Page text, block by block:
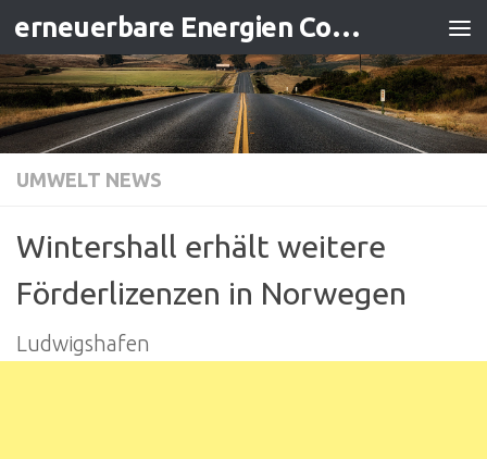
Zum Inhalt springen erneuerbare Energien Contracting
UMWELT NEWS
Wintershall erhält weitere
Förderlizenzen in Norwegen
Ludwigshafen